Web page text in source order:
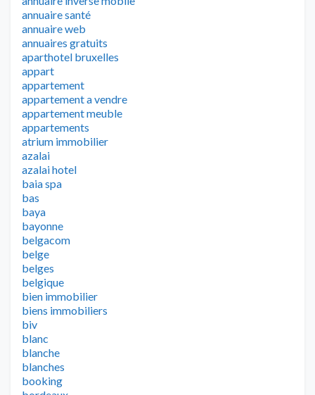
annuaire santé
annuaire web
annuaires gratuits
aparthotel bruxelles
appart
appartement
appartement a vendre
appartement meuble
appartements
atrium immobilier
azalai
azalai hotel
baia spa
bas
baya
bayonne
belgacom
belge
belges
belgique
bien immobilier
biens immobiliers
biv
blanc
blanche
blanches
booking